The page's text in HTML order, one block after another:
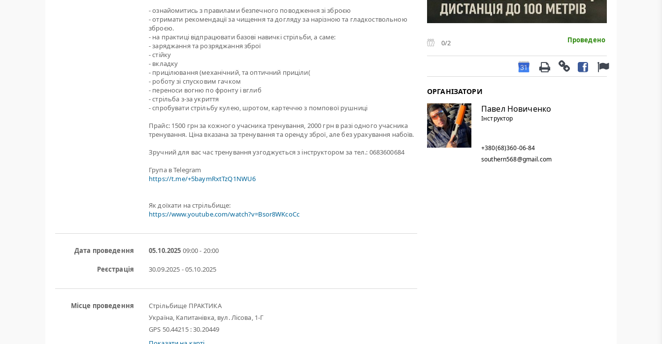
- ознайомитись з правилами безпечного поводження зі зброєю
- отримати рекомендації за чищення та догляду за нарізною та гладкоствольною
зброєю.
- на практиці відпрацювати базові навичкі стрільби, а саме:
- заряджання та розряджання зброї
- стійку
- вкладку
- прицілювання (механічний, та оптичний приціли(
- роботу зі спусковим гачком
- переноси вогню по фронту і вглиб
- стрільба з-за укриття
- спробувати стрільбу кулею, шротом, картеччю з помпової рушниці
Прайс: 1500 грн за кожного учасника тренування, 2000 грн в разі одного учасника
тренування. Ціна вказана за тренування та оренду зброї, але без урахування набоїв.
Зручний для вас час тренування узгоджується з інструктором за тел.: 0683600684
Група в Telegram
https://t.me/+5baymRxtTzQ1NWU6
Як доїхати на стрільбище:
https://www.youtube.com/watch?v=Bsor8WKcoCc
Дата проведення 05.10.2025 09:00 - 20:00
Реєстрація 30.09.2025 - 05.10.2025
Місце проведення
Стрільбище ПРАКТИКА
Україна, Капитанівка, вул. Лісова, 1-Г
GPS 50.44215 : 30.20449
0/2 Проведено
ОРГАНІЗАТОРИ
Павел Новиченко
Інструктор
+380(68)360-06-84
southern568@gmail.com